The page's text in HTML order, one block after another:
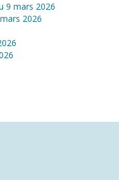
9 mars 2026
2026